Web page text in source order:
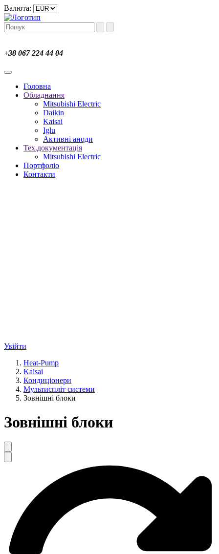
Валюта:
+38 067 224 44 04
Головна
Обладнання
Mitsubishi Electric
Daikin
Kaisai
Iglu
Активні аноди
Тех.документація
Mitsubishi Electric
Портфоліо
Контакти
Увійти
Heat-Pump
Kaisai
Кондиціонери
Мультиспліт системи
Зовнішні блоки
Зовнішні блоки